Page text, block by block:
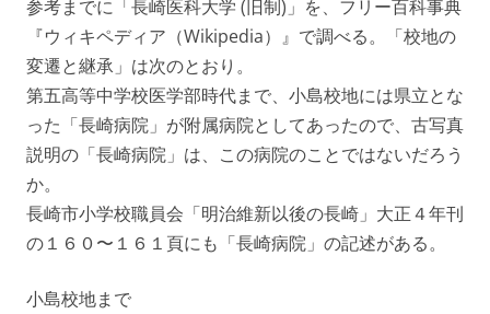
参考までに「長崎医科大学 (旧制)」を、フリー百科事典
『ウィキペディア（Wikipedia）』で調べる。「校地の
変遷と継承」は次のとおり。
第五高等中学校医学部時代まで、小島校地には県立とな
った「長崎病院」が附属病院としてあったので、古写真
説明の「長崎病院」は、この病院のことではないだろう
か。
長崎市小学校職員会「明治維新以後の長崎」大正４年刊
の１６０〜１６１頁にも「長崎病院」の記述がある。
小島校地まで